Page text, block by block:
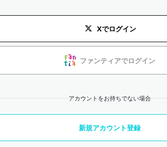
Xでログイン
ファンティアでログイン
アカウントをお持ちでない場合
新規アカウント登録